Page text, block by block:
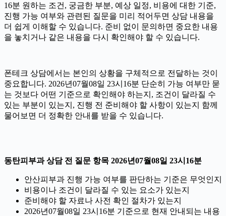
16분 원하는 조건, 궁금한 부분, 예상 일정, 비용에 대한 기준,
진행 가능 여부와 관련된 질문을 미리 적어두면 상담 내용을
더 쉽게 이해할 수 있습니다. 준비 없이 문의하면 중요한 내용
을 놓치거나 같은 내용을 다시 확인해야 할 수 있습니다.
폰테크 상담에서는 본인의 상황을 구체적으로 전달하는 것이
중요합니다. 2026년07월08일 23시16분 단순히 가능 여부만 묻
는 것보다 어떤 기준으로 확인해야 하는지, 조건이 달라질 수
있는 부분이 있는지, 진행 전 준비해야 할 사항이 있는지 함께
물어보면 더 정확한 안내를 받을 수 있습니다.
동탄피부과 상담 전 질문 항목 2026년07월08일 23시16분
안산피부과 진행 가능 여부를 판단하는 기준은 무엇인지
비용이나 조건이 달라질 수 있는 요소가 있는지
준비해야 할 자료나 사전 확인 절차가 있는지
2026년07월08일 23시16분 기준으로 현재 안내되는 내용